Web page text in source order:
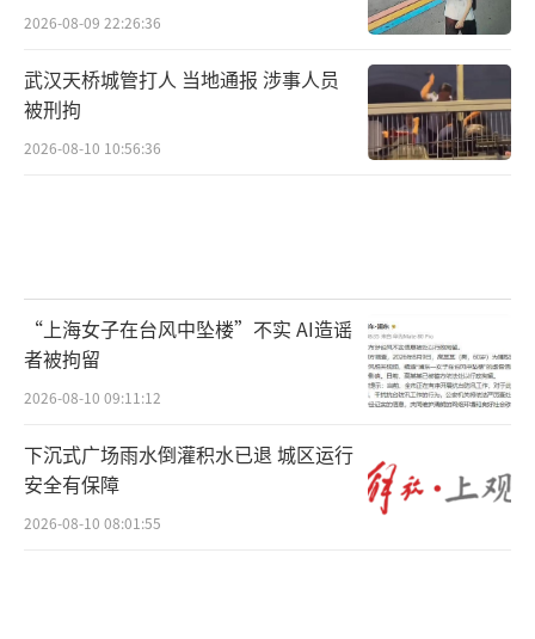
2026-08-09 22:26:36
武汉天桥城管打人 当地通报 涉事人员
被刑拘
2026-08-10 10:56:36
“上海女子在台风中坠楼”不实 AI造谣
者被拘留
2026-08-10 09:11:12
下沉式广场雨水倒灌积水已退 城区运行
安全有保障
2026-08-10 08:01:55